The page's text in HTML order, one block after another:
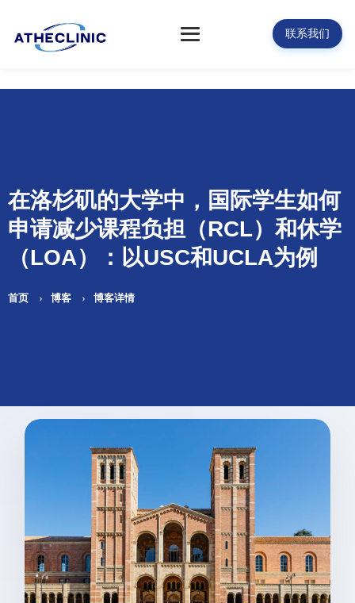
联系我们
在洛杉矶的大学中，国际学生如何
申请减少课程负担（RCL）和休学
（LOA）：以USC和UCLA为例
首页 博客 博客详情